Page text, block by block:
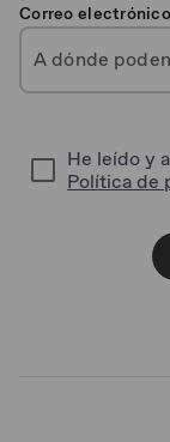
Correo electrónico
He leído y
Política de